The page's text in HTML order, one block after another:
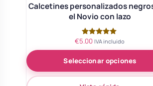
Calcetines personalizados
el Novio con lazo
Valorado
de 5
€5.00 IVA incluido
Seleccionar opciones